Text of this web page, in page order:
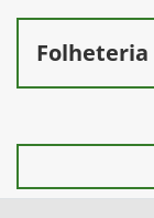
Folheteria